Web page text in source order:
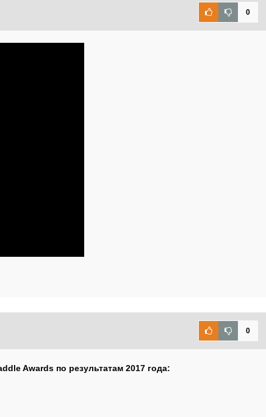
0
0
Awards по результатам 2017 года: